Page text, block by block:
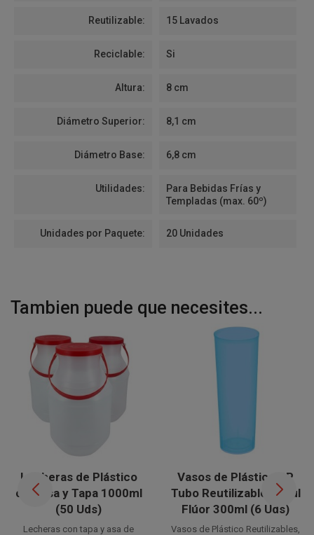
Reutilizable: 15 Lavados
Reciclable: Si
Altura: 8 cm
Diámetro Superior: 8,1 cm
Diámetro Base: 6,8 cm
Utilidades:
Para Bebidas Frías y
Templadas (max. 60º)
Unidades por Paquete: 20 Unidades
Tambien puede que necesites...
Lecheras de Plástico
con Asa y Tapa 1000ml
(50 Uds)
Lecheras con tapa y asa de
Vasos de Plástico PP
Tubo Reutilizables Azul
Flúor 300ml (6 Uds)
Vasos de Plástico Reutilizables,